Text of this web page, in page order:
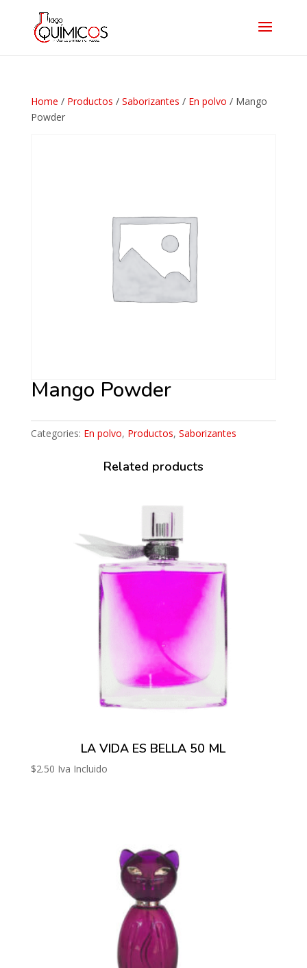
Home / Productos / Saborizantes / En polvo / Mango
Powder
Mango Powder
Categories: En polvo, Productos, Saborizantes
Related products
LA VIDA ES BELLA 50 ML
$2.50 Iva Incluido